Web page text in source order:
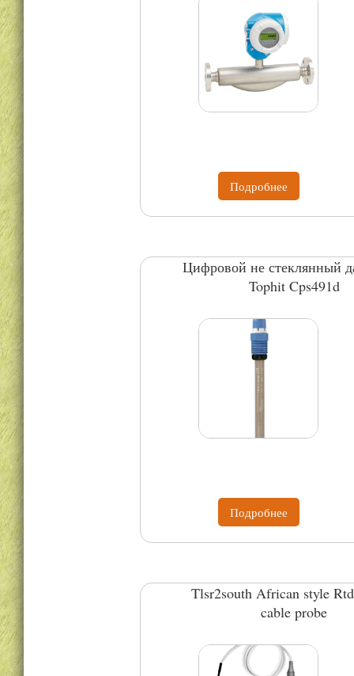
Подробнее
Цифровой не стеклянный
Tophit Cps491d
Подробнее
Tlsr2south African style
cable probe